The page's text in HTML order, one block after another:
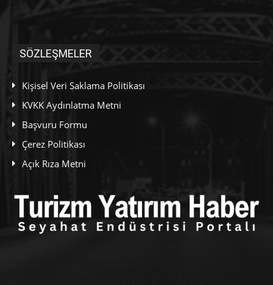
SÖZLEŞMELER
Kişisel Veri Saklama Politikası
KVKK Aydınlatma Metni
Başvuru Formu
Çerez Politikası
Açık Rıza Metni